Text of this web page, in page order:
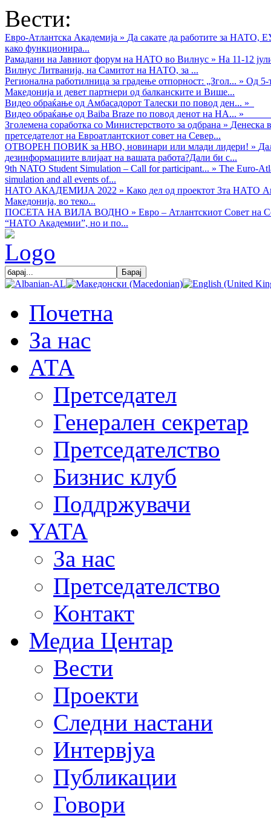
Вести:
Евро-Атлантска Академија » Да сакате да работите за НАТО,
како функционира...
Рамадани на Јавниот форум на НАТО во Вилнус » На 11-12
Вилнус Литванија, на Самитот на НАТО, за ...
Регионална работилница за градење отпорност: „Згол... » Од 5-
Македонија и девет партнери од балканските и Више...
Видео обраќањe од Амбасадорот Талески по повод ден... »
Видео обраќање од Baiba Braze по повод денот на НА... »
Зголемена соработка со Министерството за одбрана » Денеска
претседателот на Евроатлантскиот совет на Север...
ОТВОРЕН ПОВИК за НВО, новинари или млади лидери! »
дезинформациите влијаат на вашата работа?Дали би с...
9th NATO Student Simulation – Call for participant... » The Euro-
simulation and all events of...
НАТО АКАДЕМИЈА 2022 » Како дел од проектот 3та НАТО
Македонија, во теко...
ПОСЕТА НА ВИЛА ВОДНО » Евро – Атлантскиот Совет на
“НАТО Академии”, но и по...
Почетна
За нас
АТА
Претседател
Генерален секретар
Претседателство
Бизнис клуб
Поддржувачи
YATA
За нас
Претседателство
Контакт
Медиа Центар
Вести
Проекти
Следни настани
Интервјуа
Публикации
Говори